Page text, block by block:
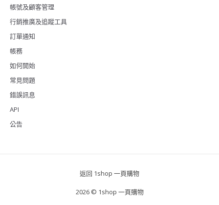
帳號及顧客管理
行銷推廣及追蹤工具
訂單通知
帳務
如何開始
常見問題
錯誤訊息
API
公告
返回 1shop 一頁購物
2026 © 1shop 一頁購物